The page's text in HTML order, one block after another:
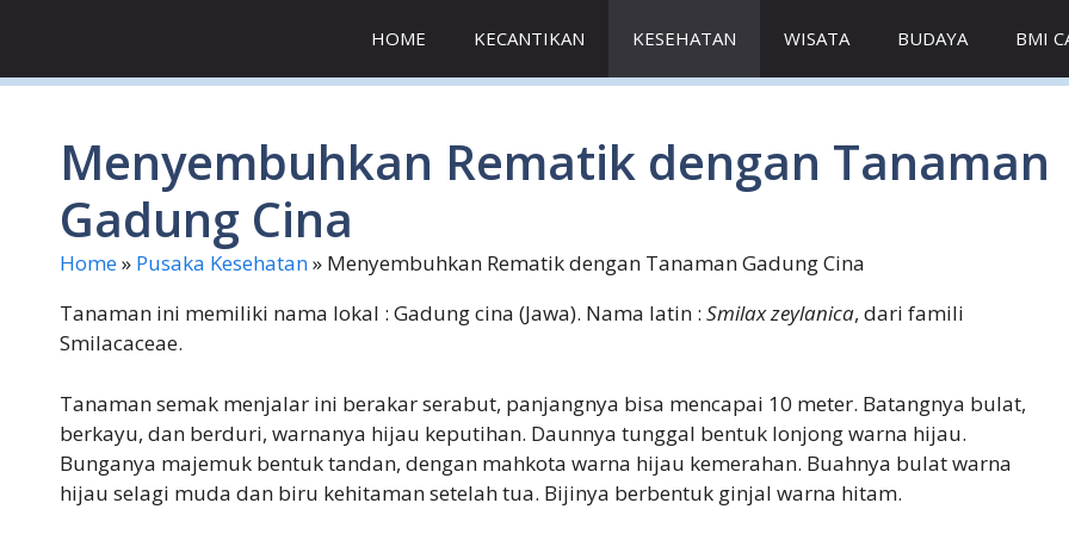
content
HOME KECANTIKAN KESEHATAN WISATA BUDAYA BMI
Menyembuhkan Rematik dengan Tanaman
Gadung Cina
Home» Pusaka Kesehatan» Menyembuhkan Rematik dengan Tanaman Gadung Cina
Tanaman ini memiliki nama lokal : Gadung cina (Jawa). Nama latin : Smilax zeylanica, dari famili
Smilacaceae.
Tanaman semak menjalar ini berakar serabut, panjangnya bisa mencapai 10 meter. Batangnya bulat,
berkayu, dan berduri, warnanya hijau keputihan. Daunnya tunggal bentuk lonjong warna hijau.
Bunganya majemuk bentuk tandan, dengan mahkota warna hijau kemerahan. Buahnya bulat warna
hijau selagi muda dan biru kehitaman setelah tua. Bijinya berbentuk ginjal warna hitam.